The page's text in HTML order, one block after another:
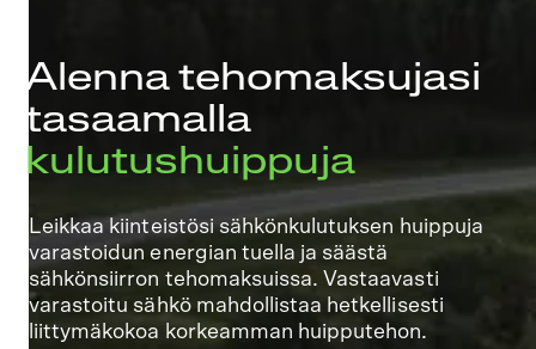
Alenna tehomaksujasi
tasaamalla
kulutushuippuja
Leikkaa kiinteistösi sähkönkulutuksen huippuja
varastoidun energian tuella ja säästä
sähkönsiirron tehomaksuissa. Vastaavasti
varastoitu sähkö mahdollistaa hetkellisesti
liittymäkokoa korkeamman huipputehon.